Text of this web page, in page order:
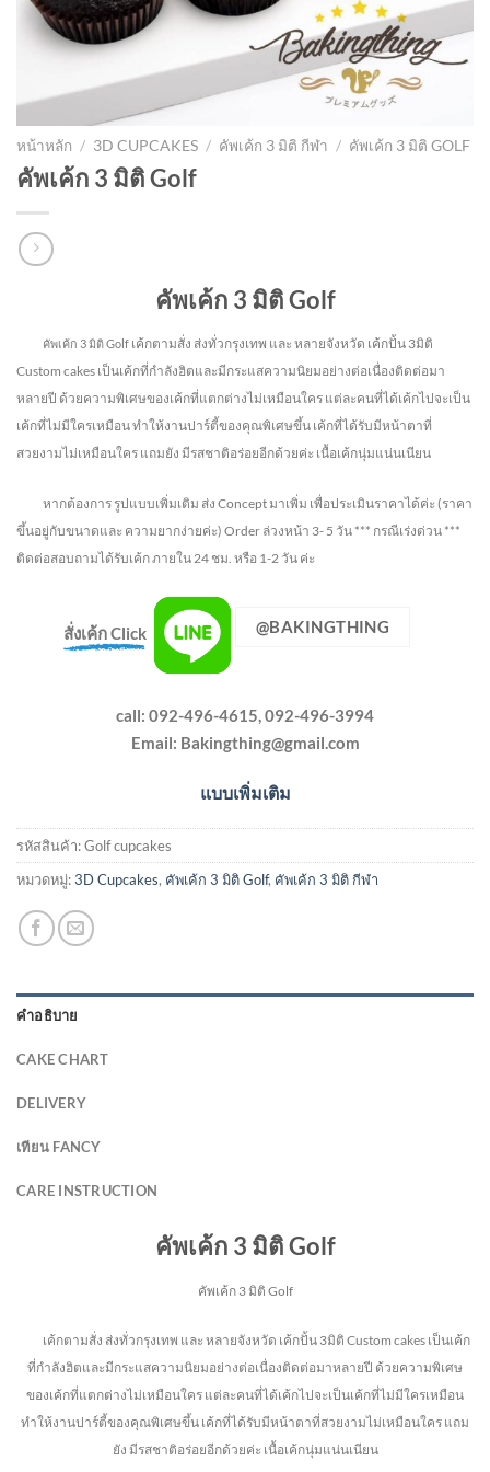
หน้าหลัก / 3D CUPCAKES / คัพเค้ก 3 มิติ กีฬา / คัพเค้ก 3 มิติ GOLF
คัพเค้ก 3 มิติ Golf
คัพเค้ก 3 มิติ Golf
คัพเค้ก 3 มิติ Golf เค้กตามสั่ง ส่งทั่วกรุงเทพ และ หลายจังหวัด เค้กปั้น 3มิติ
Custom cakes เป็นเค้กที่กำลังฮิตและมีกระแสความนิยมอย่างต่อเนื่องติดต่อมา
หลายปี ด้วยความพิเศษของเค้กที่แตกต่างไม่เหมือนใคร แต่ละคนที่ได้เค้กไปจะเป็น
เค้กที่ไม่มีใครเหมือน ทำให้งานปาร์ตี้ของคุณพิเศษขึ้น เค้กที่ได้รับมีหน้าตาที่
สวยงามไม่เหมือนใคร แถมยัง มีรสชาติอร่อยอีกด้วยค่ะ เนื้อเค้กนุ่มแน่นเนียน
หากต้องการ รูปแบบเพิ่มเติม ส่ง Concept มาเพิ่ม เพื่อประเมินราคาได้ค่ะ (ราคา
ขึ้นอยู่กับขนาดและ ความยากง่ายค่ะ) Order ล่วงหน้า 3- 5 วัน *** กรณีเร่งด่วน ***
ติดต่อสอบถามได้รับเค้ก ภายใน 24 ชม. หรือ 1-2 วัน ค่ะ
สั่งเค้ก Click @BAKINGTHING
call: 092-496-4615, 092-496-3994
Email: Bakingthing@gmail.com
แบบเพิ่มเติม
รหัสสินค้า:Golf cupcakes
หมวดหมู่:3D Cupcakes, คัพเค้ก 3 มิติ Golf, คัพเค้ก 3 มิติ กีฬา
คำอธิบาย
CAKE CHART
DELIVERY
เทียน FANCY
CARE INSTRUCTION
คัพเค้ก 3 มิติ Golf
คัพเค้ก 3 มิติ Golf
เค้กตามสั่ง ส่งทั่วกรุงเทพ และ หลายจังหวัด เค้กปั้น 3มิติ Custom cakes เป็นเค้ก
ที่กำลังฮิตและมีกระแสความนิยมอย่างต่อเนื่องติดต่อมาหลายปี ด้วยความพิเศษ
ของเค้กที่แตกต่างไม่เหมือนใคร แต่ละคนที่ได้เค้กไปจะเป็นเค้กที่ไม่มีใครเหมือน
ทำให้งานปาร์ตี้ของคุณพิเศษขึ้น เค้กที่ได้รับมีหน้าตาที่สวยงามไม่เหมือนใคร แถม
ยัง มีรสชาติอร่อยอีกด้วยค่ะ เนื้อเค้กนุ่มแน่นเนียน